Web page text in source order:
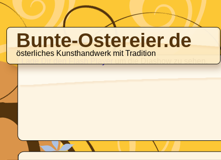
Bunte-Ostereier.de
österliches Kunsthandwerk mit Tradition